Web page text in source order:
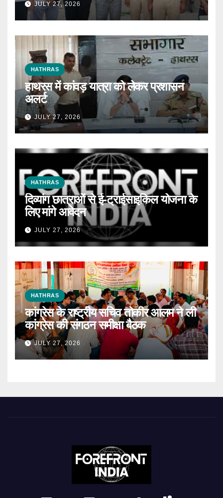
JULY 27, 2026
HATHRAS
हाथरस में कांवड़ यात्रा को लेकर प्रशासन
अलर्ट
JULY 27, 2026
HATHRAS
दिव्यांग छात्राओं से ई-ट्राईसाइकिल योजना के
लिए मांगे आवेदन
JULY 27, 2026
HATHRAS
कांग्रेस के राष्ट्रीय सचिव तोकीर आलम ने ली
कांग्रेस की संगठन समीक्षा बैठक
JULY 27, 2026